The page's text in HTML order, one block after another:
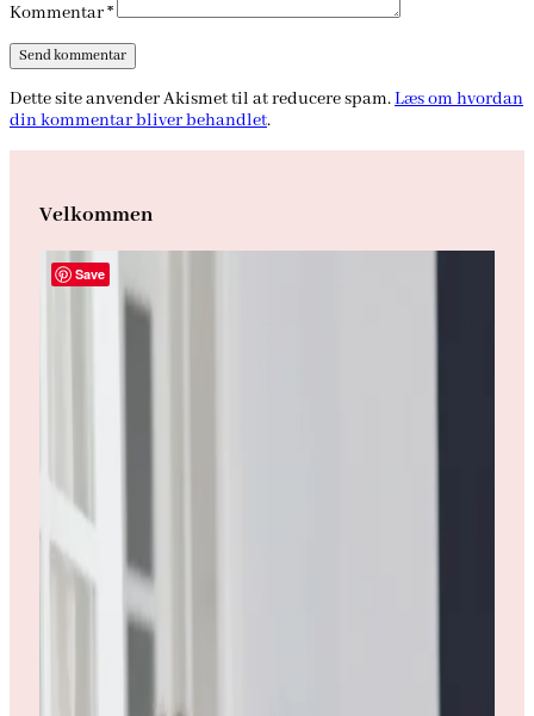
Kommentar*
Dette site anvender Akismet til at reducere spam.Læs om hvordan
din kommentar bliver behandlet.
Velkommen
Save